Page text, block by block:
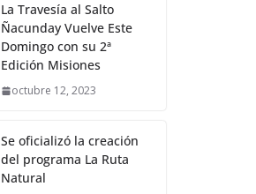
La Travesía al Salto
Ñacunday Vuelve Este
Domingo con su 2ª
Edición Misiones
octubre 12, 2023
Se oficializó la creación
del programa La Ruta
Natural